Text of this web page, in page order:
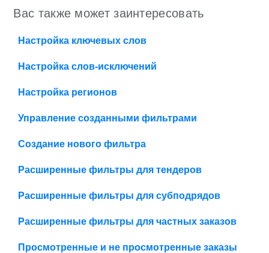
Вас также может заинтересовать
Настройка ключевых слов
Настройка слов-исключений
Настройка регионов
Управление созданными фильтрами
Создание нового фильтра
Расширенные фильтры для тендеров
Расширенные фильтры для субподрядов
Расширенные фильтры для частных заказов
Просмотренные и не просмотренные заказы